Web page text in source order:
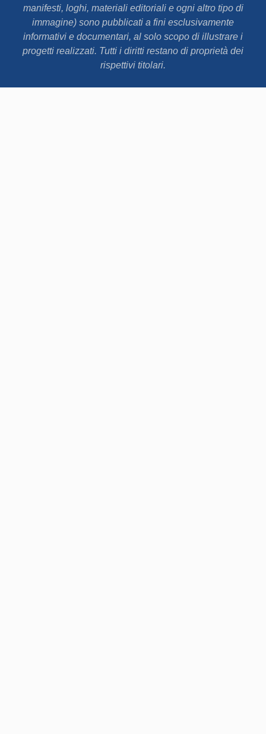
manifesti, loghi, materiali editoriali e ogni altro tipo di
immagine) sono pubblicati a fini esclusivamente
informativi e documentari, al solo scopo di illustrare i
progetti realizzati. Tutti i diritti restano di proprietà dei
rispettivi titolari.